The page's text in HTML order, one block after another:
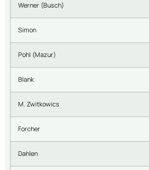
Werner (Busch)
Simon
Pohl (Mazur)
Blank
M. Zwitkowics
Forcher
Dahlen